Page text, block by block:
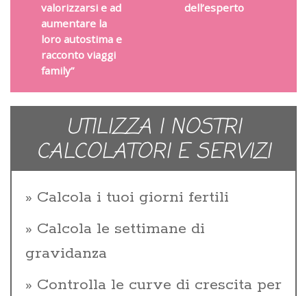
valorizzarsi e ad
aumentare la
loro autostima e
racconto viaggi
family”
dell’esperto
UTILIZZA I NOSTRI
CALCOLATORI E SERVIZI
Calcola i tuoi giorni fertili
Calcola le settimane di
gravidanza
Controlla le curve di crescita per